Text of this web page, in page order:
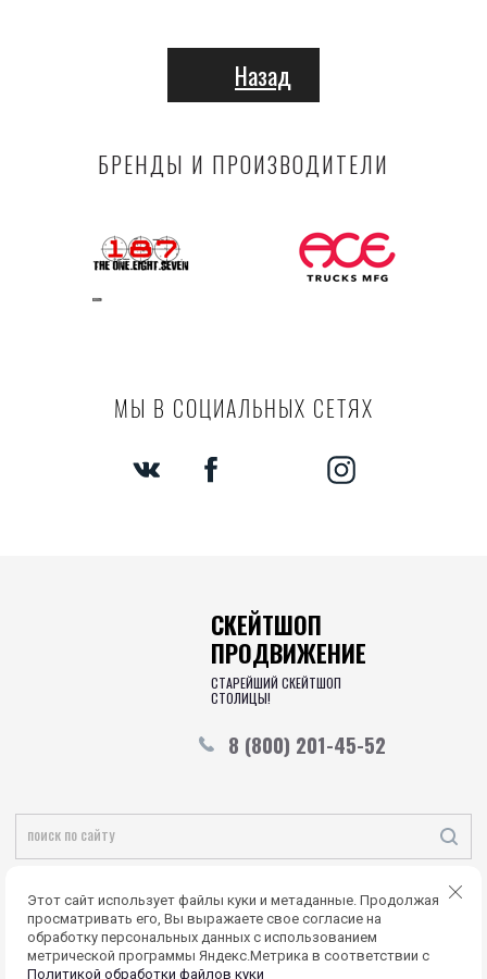
Назад
БРЕНДЫ И ПРОИЗВОДИТЕЛИ
МЫ В СОЦИАЛЬНЫХ СЕТЯХ
СКЕЙТШОП
ПРОДВИЖЕНИЕ
СТАРЕЙШИЙ СКЕЙТШОП
СТОЛИЦЫ!
8 (800) 201-45-52
Политика конфиденциальности
Этот сайт использует файлы куки и метаданные. Продолжая
просматривать его, Вы выражаете свое согласие на
обработку персональных данных с использованием
метрической программы Яндекс.Метрика в соответствии с
Политикой обработки файлов куки